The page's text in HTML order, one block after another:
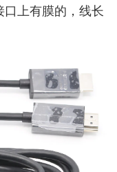
上有膜的，线长